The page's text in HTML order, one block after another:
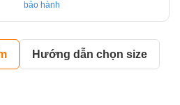
bảo hành
Hướng dẫn chọn size